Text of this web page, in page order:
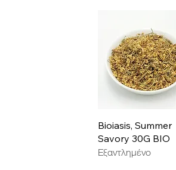
Γρήγορη προβολή
Bioiasis, Summer
Savory 30G BIO
Εξαντλημένο